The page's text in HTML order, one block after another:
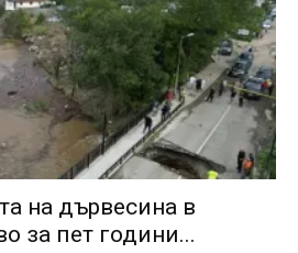
на дървесина в
за пет години...